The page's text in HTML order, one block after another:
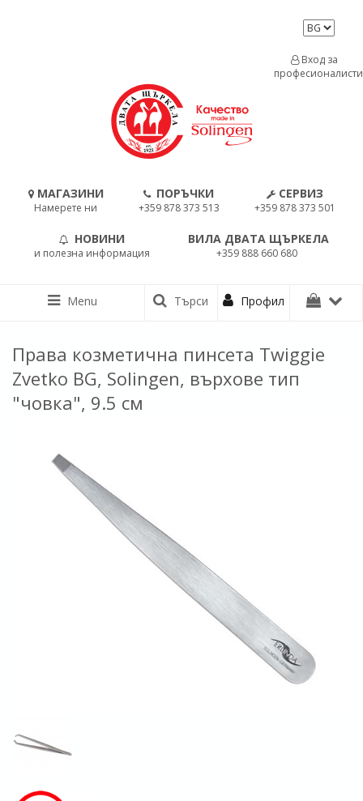
МАГАЗИНИ
Намерете ни
ПОРЪЧКИ
+359 878 373 513
СЕРВИЗ
+359 878 373 501
НОВИНИ
и полезна информация
ВИЛА ДВАТА ЩЪРКЕЛА
+359 888 660 680
Вход за
професионалисти
Menu Търси Профил
Права козметична пинсета Twiggie
Zvetko BG, Solingen, върхове тип
"човка", 9.5 см